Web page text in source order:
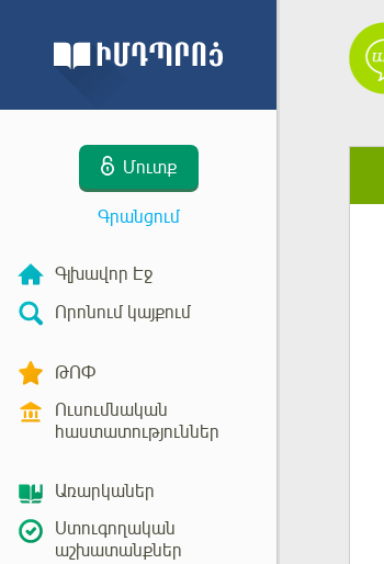
Մուտք
Գրանցում
Գլխավոր Էջ
Որոնում կայքում
ԹՈՓ
Ուսումնական
հաստատություններ
Առարկաներ
Ստուգողական
աշխատանքներ